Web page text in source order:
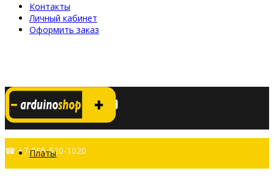
Контакты
Личный кабинет
Оформить заказ
☎ +7-995-520-1020
Платы